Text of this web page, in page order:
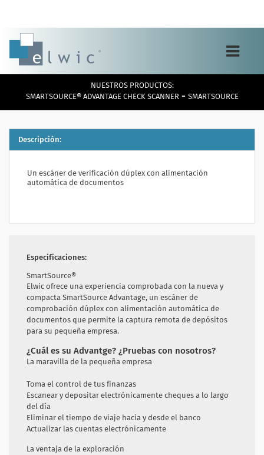
Toggle
navigation
NUESTROS PRODUCTOS:
SMARTSOURCE® ADVANTAGE CHECK SCANNER- SMARTSOURCE
Descripción:
Un escáner de verificación dúplex con alimentación
automática de documentos
Especificaciones:
SmartSource®
Elwic ofrece una experiencia comprobada con la nueva y
compacta SmartSource Advantage, un escáner de
comprobación dúplex con alimentación automática de
documentos que permite la captura remota de depósitos
para su pequeña empresa.
¿Cuál es su Advantge? ¿Pruebas con nosotros?
La maravilla de la pequeña empresa
Toma el control de tus finanzas
Escanear y depositar electrónicamente cheques a lo largo
del día
Eliminar el tiempo de viaje hacia y desde el banco
Actualizar las cuentas electrónicamente
La ventaja de la exploración